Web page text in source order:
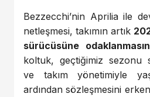
Bezzecchi’nin Aprilia ile
netleşmesi, takımın artık
sürücüsüne
koltuk, geçtiğimiz sezonu
ve takım yönetimiyle
ardından sözleşmesini